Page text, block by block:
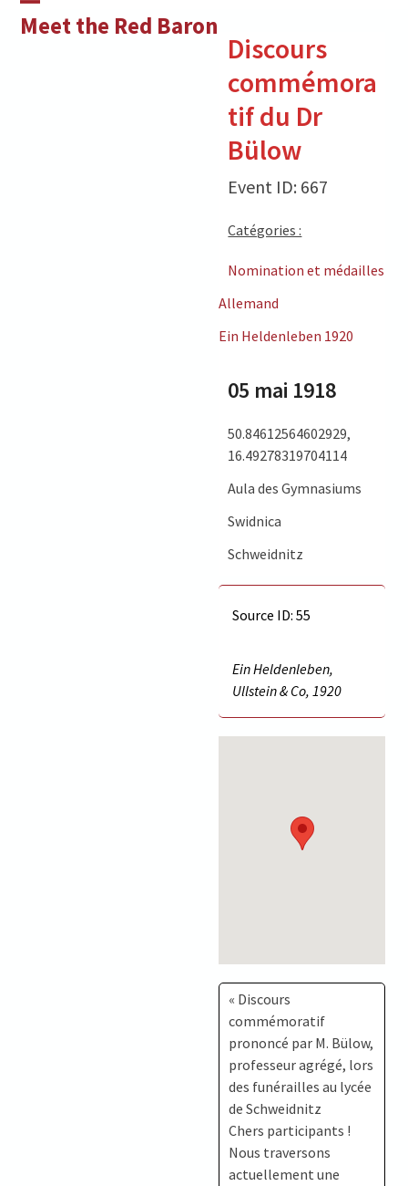
Meet the Red Baron
Open
Close
Discours
commémora
tif du Dr
Bülow
Event ID: 667
Catégories :
Nomination et médailles
Allemand
Ein Heldenleben 1920
05 mai 1918
50.84612564602929,
16.49278319704114
Aula des Gymnasiums
Swidnica
Schweidnitz
Source ID: 55
Ein Heldenleben,
Ullstein & Co, 1920
« Discours
commémoratif
prononcé par M. Bülow,
professeur agrégé, lors
des funérailles au lycée
de Schweidnitz
Chers participants !
Nous traversons
actuellement une